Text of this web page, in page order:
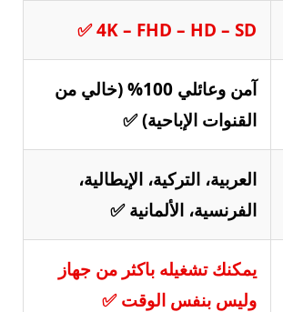
4K – FHD – HD – SD ✅
آمن وعائلي 100% (خالي من
القنوات الإباحية) ✅
العربية، التركية، الإيطالية،
الفرنسية، الألمانية ✅
يمكنك تشغيله باكثر من جهاز
وليس بنفس الوقت ✅